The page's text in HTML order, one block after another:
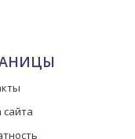
сайта